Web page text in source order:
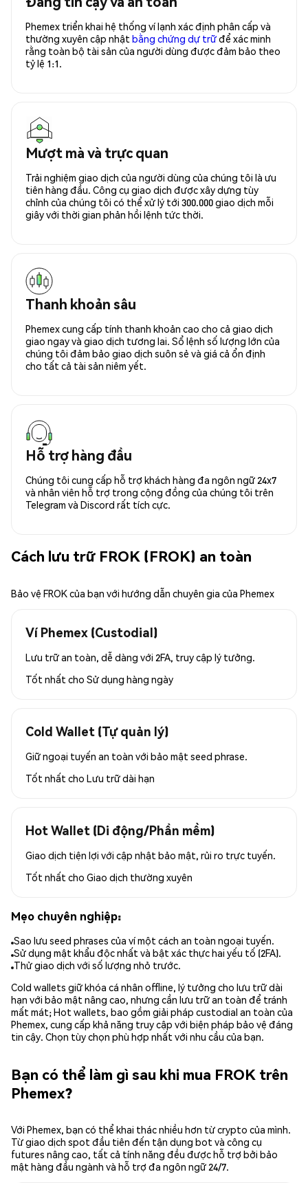
Phemex triển khai hệ thống ví lạnh xác định phân cấp và
thường xuyên cập nhật bằng chứng dự trữđể xác minh
rằng toàn bộ tài sản của người dùng được đảm bảo theo
tỷ lệ 1:1.
Mượt mà và trực quan
Trải nghiệm giao dịch của người dùng của chúng tôi là ưu
tiên hàng đầu. Công cụ giao dịch được xây dựng tùy
chỉnh của chúng tôi có thể xử lý tới 300.000 giao dịch mỗi
giây với thời gian phản hồi lệnh tức thời.
Thanh khoản sâu
Phemex cung cấp tính thanh khoản cao cho cả giao dịch
giao ngay và giao dịch tương lai. Sổ lệnh số lượng lớn của
chúng tôi đảm bảo giao dịch suôn sẻ và giá cả ổn định
cho tất cả tài sản niêm yết.
Hỗ trợ hàng đầu
Chúng tôi cung cấp hỗ trợ khách hàng đa ngôn ngữ 24x7
và nhân viên hỗ trợ trong cộng đồng của chúng tôi trên
Telegram và Discord rất tích cực.
Cách lưu trữ FROK (FROK) an toàn
Bảo vệ FROK của bạn với hướng dẫn chuyên gia của Phemex
Ví Phemex (Custodial)
Lưu trữ an toàn, dễ dàng với 2FA, truy cập lý tưởng.
Tốt nhất cho Sử dụng hàng ngày
Cold Wallet (Tự quản lý)
Giữ ngoại tuyến an toàn với bảo mật seed phrase.
Tốt nhất cho Lưu trữ dài hạn
Hot Wallet (Di động/Phần mềm)
Giao dịch tiện lợi với cập nhật bảo mật, rủi ro trực tuyến.
Tốt nhất cho Giao dịch thường xuyên
Mẹo chuyên nghiệp:
Sao lưu seed phrases của ví một cách an toàn ngoại tuyến.
Sử dụng mật khẩu độc nhất và bật xác thực hai yếu tố (2FA).
Thử giao dịch với số lượng nhỏ trước.
Cold wallets giữ khóa cá nhân offline, lý tưởng cho lưu trữ dài
hạn với bảo mật nâng cao, nhưng cần lưu trữ an toàn để tránh
mất mát; Hot wallets, bao gồm giải pháp custodial an toàn của
Phemex, cung cấp khả năng truy cập với biện pháp bảo vệ đáng
tin cậy. Chọn tùy chọn phù hợp nhất với nhu cầu của bạn.
Bạn có thể làm gì sau khi mua FROK trên
Phemex?
Với Phemex, bạn có thể khai thác nhiều hơn từ crypto của mình.
Từ giao dịch spot đầu tiên đến tận dụng bot và công cụ
futures nâng cao, tất cả tính năng đều được hỗ trợ bởi bảo
mật hàng đầu ngành và hỗ trợ đa ngôn ngữ 24/7.